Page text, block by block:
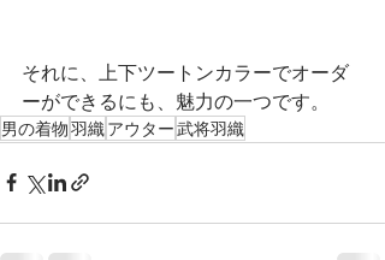
それに、上下ツートンカラーでオーダ
ーができるにも、魅力の一つです。
男の着物羽織アウター武将羽織